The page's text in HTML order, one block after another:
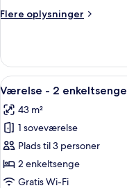
View)
Flere oplysninger
Flere
-
enkeltsenge
View)
Indlæs
alle
billeder
af
Værelse
-
2
6
Værelse - 2 enkeltsenge
43 m²
1 soveværelse
Plads til 3 personer
2 enkeltsenge
Gratis Wi-Fi